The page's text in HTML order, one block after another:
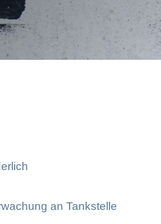
an Tankstelle